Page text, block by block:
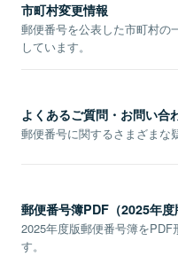
市町村変更情報
郵便番号を公表した市町村の
しています。
よくあるご質問・お問い合
郵便番号に関するさまざまな
郵便番号簿PDF（2025年度
2025年度版郵便番号簿をPDF
す。